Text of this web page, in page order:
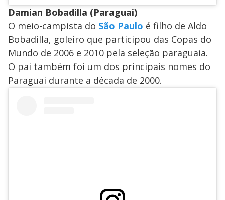
Damian Bobadilla (Paraguai)
O meio-campista do São Paulo é filho de Aldo
Bobadilla, goleiro que participou das Copas do
Mundo de 2006 e 2010 pela seleção paraguaia.
O pai também foi um dos principais nomes do
Paraguai durante a década de 2000.